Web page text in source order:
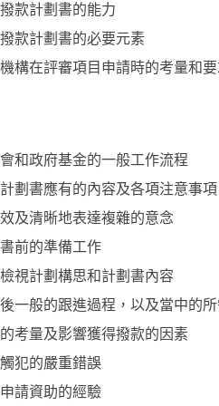
款計劃書的能力
款計劃書的必要元素
構在評審項目申請時的考量和
和政府基金的一般工作流程
劃書應有的內容及各項注意事項
及清晰地表達複雜的意念
前的準備工作
視計劃構思和計劃書內容
一般的跟進過程，以及當中的
考量及影響獲得撥款的因素
犯的嚴重錯誤
請資助的經驗